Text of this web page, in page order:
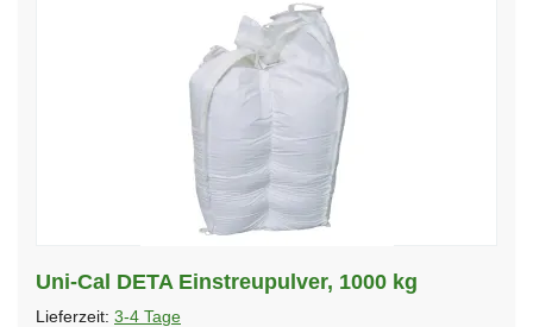
Uni-Cal DETA Einstreupulver, 1000 kg
Lieferzeit: 3-4 Tage